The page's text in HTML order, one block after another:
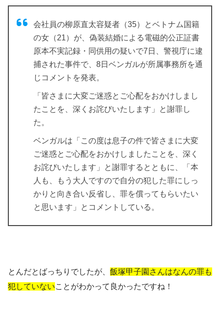
会社員の柳原直太容疑者（35）とベトナム国籍
の女（21）が、偽装結婚による電磁的公正証書
原本不実記録・同供用の疑いで7日、警視庁に逮
捕された事件で、8日ベンガルが所属事務所を通
じコメントを発表。
「皆さまに大変ご迷惑とご心配をおかけしまし
たことを、深くお詫びいたします」と謝罪し
た。
ベンガルは「この度は息子の件で皆さまに大変
ご迷惑とご心配をおかけしましたことを、深く
お詫びいたします」と謝罪するとともに、「本
人も、もう大人ですので自分の犯した罪にしっ
かりと向き合い反省し、罪を償ってもらいたい
と思います」とコメントしている。
とんだとばっちりでしたが、 飯塚甲子園さんはなんの罪も
犯していないことがわかって良かったですね！